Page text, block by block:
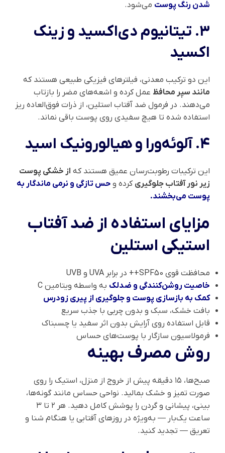
شدن رنگ پوست می‌شود.
۳. تیتانیوم دی‌اکسید و زینک
اکسید
این دو ترکیب معدنی، فیلترهای فیزیکی طبیعی هستند که
مانند سپر محافظ عمل کرده و اشعه‌های مضر را بازتاب
می‌دهند. در فرمول ضد آفتاب استلین، از ذرات فوق‌العاده ریز
استفاده شده تا هیچ سفیدی روی پوست باقی نماند.
۴. آلوئه‌ورا و هیالورونیک اسید
این ترکیبات رطوبت‌رسان عمیق هستند که از خشکی پوست
زیر نور آفتاب جلوگیری کرده و حس تازگی و نرمی ماندگار به
پوست می‌بخشند.
مزایای استفاده از ضد آفتاب
استیکی استلین
محافظت قوی SPF50++ در برابر UVA و UVB
خاصیت روشن‌کنندگی و ضدلک به واسطه ویتامین C
کمک به بازسازی پوست و جلوگیری از پیری زودرس
بافت خشک، سبک و بدون چربی با جذب سریع
قابل استفاده روی آرایش بدون اثر سفید یا چسبناک
فرمولاسیون سازگار با پوست‌های حساس
روش مصرف بهینه
صبح‌ها، ۱۵ دقیقه پیش از خروج از منزل، استیک را روی
صورت تمیز و خشک بمالید. نواحی حساس مانند گونه‌ها،
بینی، پیشانی و گردن را پوشش کامل دهید. هر ۲ تا ۳
ساعت یک‌بار — به‌ویژه در روزهای آفتابی یا هنگام شنا و
تعریق — تجدید کنید.